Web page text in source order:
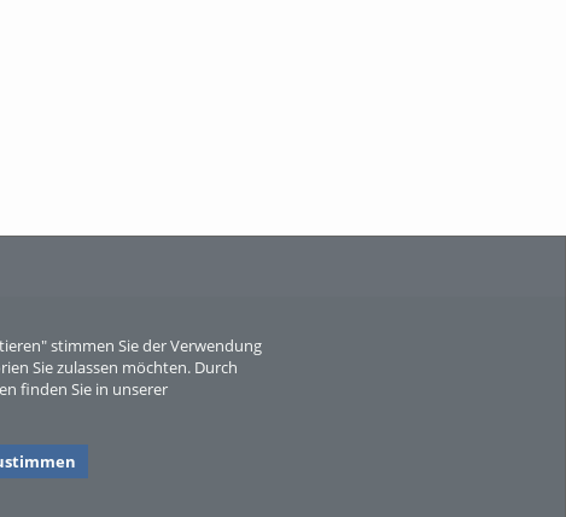
stimmen Sie der Verwendung
Sie zulassen möchten. Durch
finden Sie in unserer